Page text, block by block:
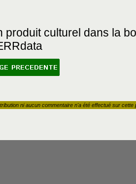
produit culturel dans la
ni aucun commentaire n'a été effectué sur cette